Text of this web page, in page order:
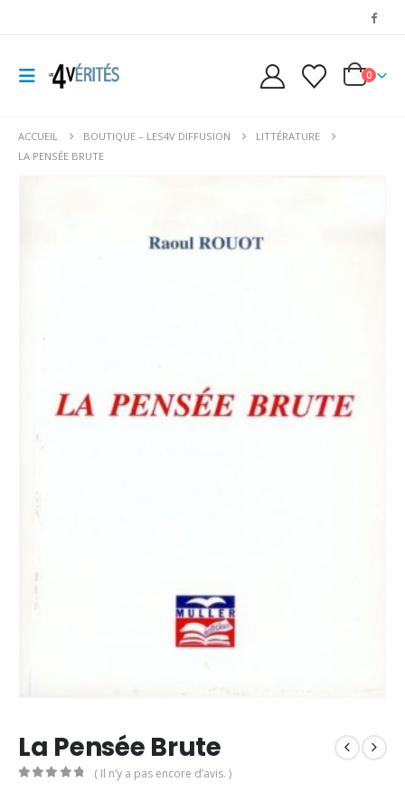
0
ACCUEIL BOUTIQUE – LES4V DIFFUSION
LITTÉRATURE
LA PENSÉE BRUTE
La Pensée Brute
( Il n’y a pas encore d’avis. )